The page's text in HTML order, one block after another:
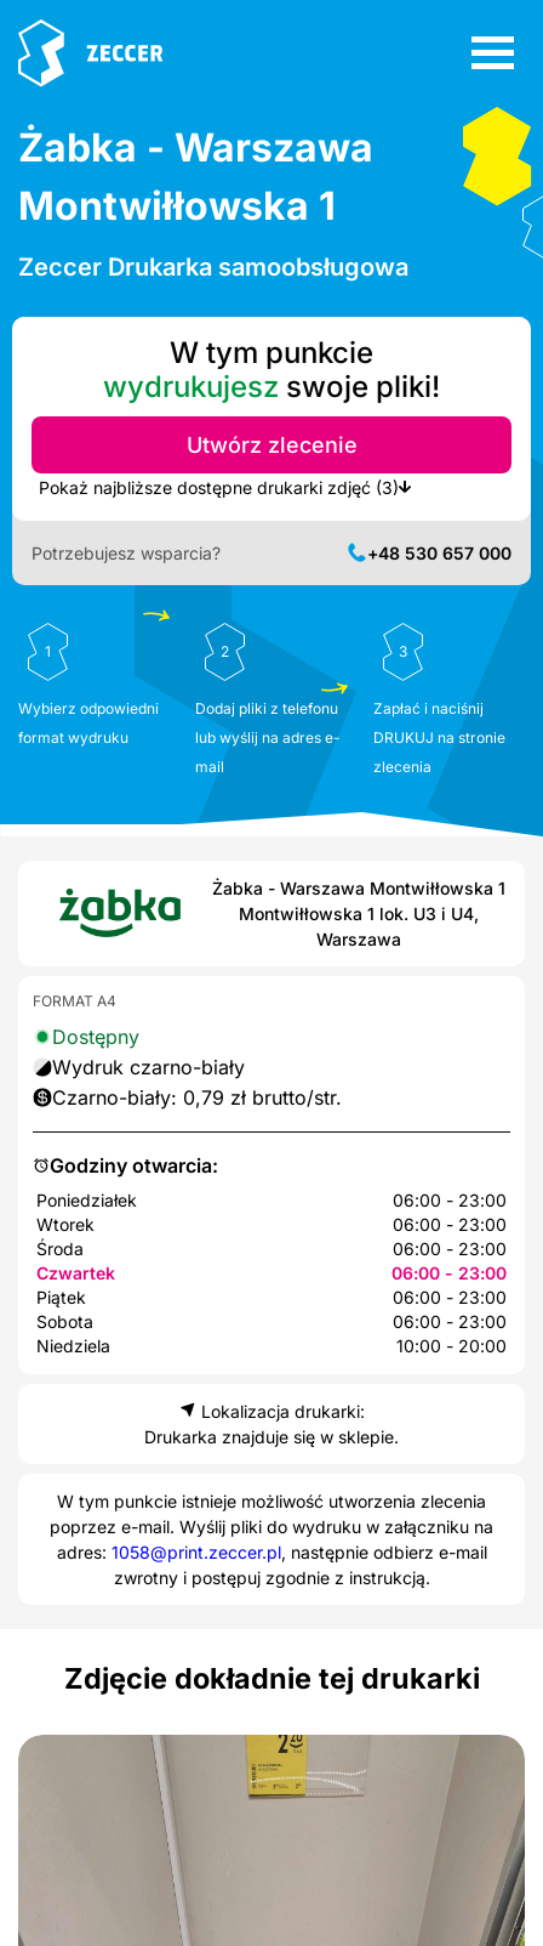
Żabka - Warszawa
Montwiłłowska 1
Zeccer Drukarka samoobsługowa
W tym punkcie
wydrukujesz swoje pliki!
Utwórz zlecenie
Pokaż najbliższe dostępne drukarki zdjęć (3)
Potrzebujesz wsparcia? +48 530 657 000
1
Wybierz odpowiedni
format wydruku
2
Dodaj pliki z telefonu
lub wyślij na adres e-
mail
3
Zapłać i naciśnij
DRUKUJ na stronie
zlecenia
Żabka - Warszawa Montwiłłowska 1
Montwiłłowska 1 lok. U3 i U4,
Warszawa
Godziny otwarcia:
Poniedziałek
06:00 - 23:00
Wtorek
06:00 - 23:00
Środa
06:00 - 23:00
Czwartek
06:00 - 23:00
Piątek
06:00 - 23:00
Sobota
06:00 - 23:00
Niedziela
10:00 - 20:00
FORMAT A4
Dostępny
Wydruk czarno-biały
Czarno-biały: 0,79 zł brutto/str.
Lokalizacja drukarki:
Drukarka znajduje się w sklepie.
W tym punkcie istnieje możliwość utworzenia zlecenia
poprzez e-mail. Wyślij pliki do wydruku w załączniku na
adres: 1058@print.zeccer.pl, następnie odbierz e-mail
zwrotny i postępuj zgodnie z instrukcją.
Zdjęcie dokładnie tej drukarki